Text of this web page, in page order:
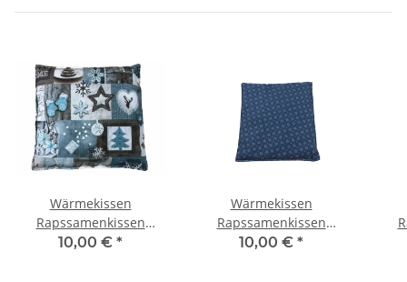
Wärmekissen
Rapssamenkissen
quadratisch
10,00 € *
Wärmekissen
Rapssamenkissen
quadratisch
10,00 € *